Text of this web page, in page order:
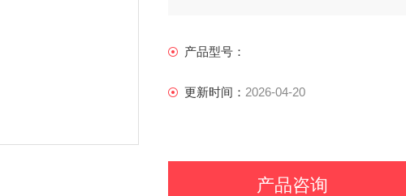
产品型号：
更新时间： 2026-04-20
产品咨询